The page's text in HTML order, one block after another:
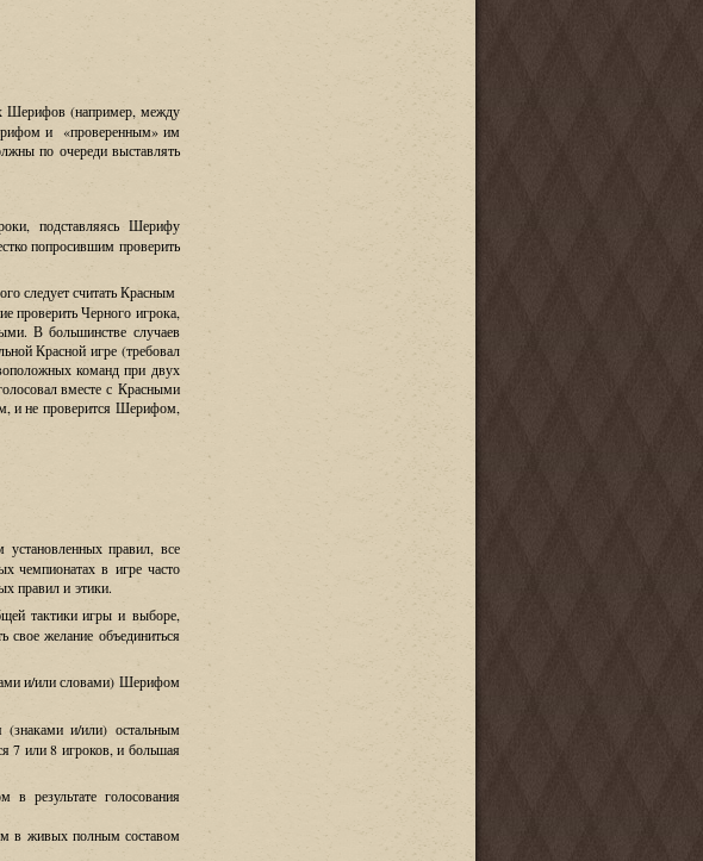
Шерифов (например, между
и «проверенным» им
по очереди выставлять
, подставляясь Шерифу
попросившим проверить
следует считать Красным
проверить Черного игрока,
.В большинстве случаев
Красной игре (требовал
команд при двух
вместе с Красными
, и не проверится Шерифом,
установленных правил, все
чемпионатах в игре часто
правил и этики.
тактики игры и выборе,
желание объединиться
и/или словами) Шерифом
(знаками и/или) остальным
7 или8 игроков,и большая
в результате голосования
в живых полным составом